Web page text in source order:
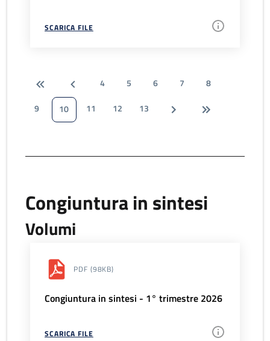
SCARICA FILE
4 5 6 7
8
9
10 11 12 13
Congiuntura in sintesi
Volumi
PDF (98KB)
Congiuntura in sintesi - 1° trimestre 2026
SCARICA FILE